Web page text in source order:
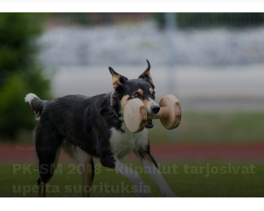
Nuuski tämä Uutiset PK-lajit
PK-SM 2018 -kilpailut tarjosivat
upeita suorituksia